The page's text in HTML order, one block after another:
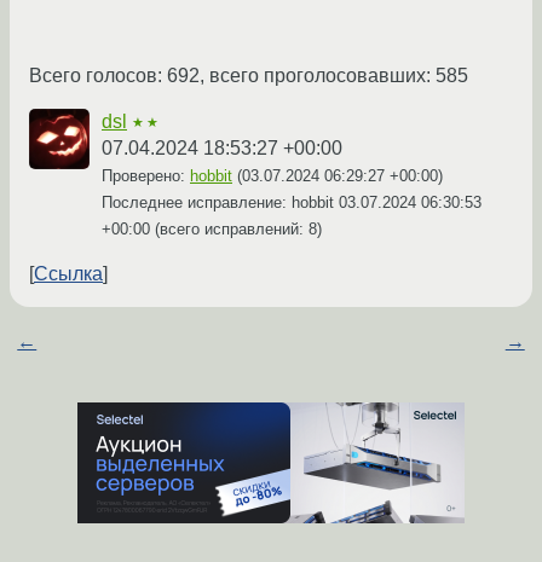
Всего голосов: 692, всего проголосовавших: 585
dsl ★★
07.04.2024 18:53:27 +00:00
Проверено: hobbit (03.07.2024 06:29:27 +00:00)
Последнее исправление: hobbit 03.07.2024 06:30:53
+00:00 (всего исправлений: 8)
Ссылка
← →